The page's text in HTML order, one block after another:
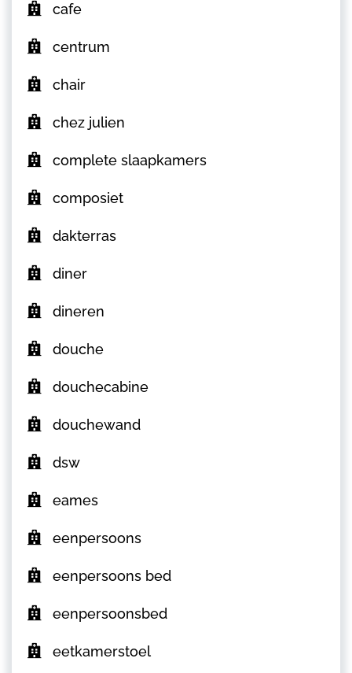
cafe
centrum
chair
chez julien
complete slaapkamers
composiet
dakterras
diner
dineren
douche
douchecabine
douchewand
dsw
eames
eenpersoons
eenpersoons bed
eenpersoonsbed
eetkamerstoel